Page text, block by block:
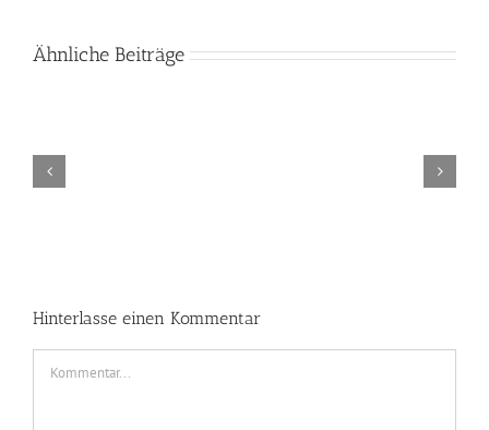
Ähnliche Beiträge
Hinterlasse einen Kommentar